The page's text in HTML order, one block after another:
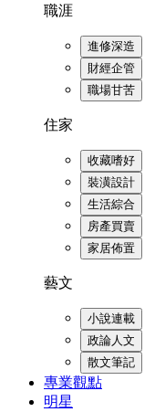
職涯
進修深造
財經企管
職場甘苦
住家
收藏嗜好
裝潢設計
生活綜合
房產買賣
家居佈置
藝文
小說連載
政論人文
散文筆記
專業觀點
明星